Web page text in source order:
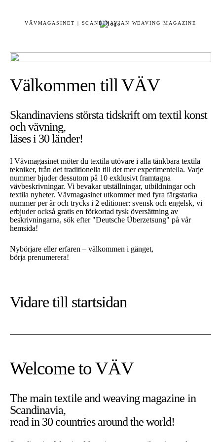
VÄVMAGASINET | SCANDINAVIAN WEAVING MAGAZINE
Välkommen till VÄV
Skandinaviens största tidskrift om textil konst
och vävning,
läses i 30 länder!
I Vävmagasinet möter du textila utövare i alla tänkbara textila
tekniker, från det traditionella till det mer experimentella. Varje
nummer bjuder dessutom på 10 exklusivt framtagna
vävbeskrivningar. Vi bevakar utställningar, utbildningar och
textila nyheter. Vävmagasinet utkommer med fyra färgstarka
nummer per år och trycks i 2 editioner: svensk och engelsk, vi
erbjuder också gratis en förkortad tysk översättning av
beskrivningarna, sök efter "Deutsche Überzetsung" på vår
hemsida!
Nybörjare eller erfaren – välkommen i gänget,
börja prenumerera!
Vidare till startsidan
Welcome to VÄV
The main textile and weaving magazine in
Scandinavia,
read in 30 countries around the world!